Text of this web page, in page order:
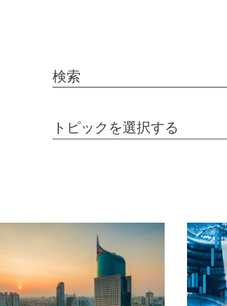
検索
トピックを選択する